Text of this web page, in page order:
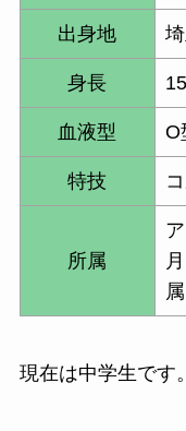
出身地
身長
血液型 O
特技
所属
属
現在は中学生です。